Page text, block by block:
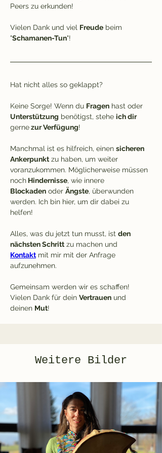
Peers zu erkunden!
Vielen Dank und viel Freude beim
"Schamanen-Tun"!
Hat nicht alles so geklappt?
Keine Sorge! Wenn du Fragen hast oder
Unterstützung benötigst, stehe ich dir
gerne zur Verfügung!
Manchmal ist es hilfreich, einen sicheren
Ankerpunkt zu haben, um weiter
voranzukommen. Möglicherweise müssen
noch Hindernisse, wie innere
Blockaden oder Ängste, überwunden
werden. Ich bin hier, um dir dabei zu
helfen!
Alles, was du jetzt tun musst, ist den
nächsten Schritt zu machen und
Kontakt mit mir mit der Anfrage
aufzunehmen.
Gemeinsam werden wir es schaffen!
Vielen Dank für dein Vertrauen und
deinen Mut!
Weitere Bilder